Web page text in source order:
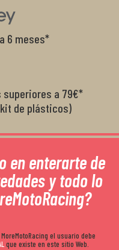
6 meses*
superiores a 79€*
de plásticos)
en enterarte de
y todo lo
el usuario debe
que existe en este sitio Web.